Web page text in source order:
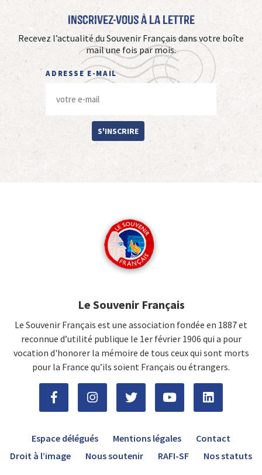
Inscrivez-vous à La Lettre
Recevez l’actualité du Souvenir Français dans votre boîte
mail une fois par mois.
ADRESSE E-MAIL
S'INSCRIRE
Le Souvenir Français
Le Souvenir Français est une association fondée en 1887 et
reconnue d’utilité publique le 1er février 1906 qui a pour
vocation d'honorer la mémoire de tous ceux qui sont morts
pour la France qu’ils soient Français ou étrangers.
Espace délégués Mentions légales
Contact
Droit à l’image
Nous soutenir RAFI-SF Nos statuts